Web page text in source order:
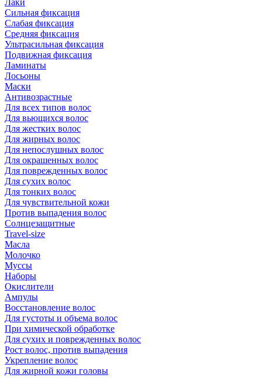
Лаки
Сильная фиксация
Слабая фиксация
Средняя фиксация
Ультрасильная фиксация
Подвижная фиксация
Ламинаты
Лосьоны
Маски
Антивозрастные
Для всех типов волос
Для вьющихся волос
Для жестких волос
Для жирных волос
Для непослушных волос
Для окрашенных волос
Для поврежденных волос
Для сухих волос
Для тонких волос
Для чувствительной кожи
Против выпадения волос
Солнцезащитные
Travel-size
Масла
Молочко
Муссы
Наборы
Окислители
Ампулы
Восстановление волос
Для густоты и объема волос
При химической обработке
Для сухих и поврежденных волос
Рост волос, против выпадения
Укрепление волос
Для жирной кожи головы